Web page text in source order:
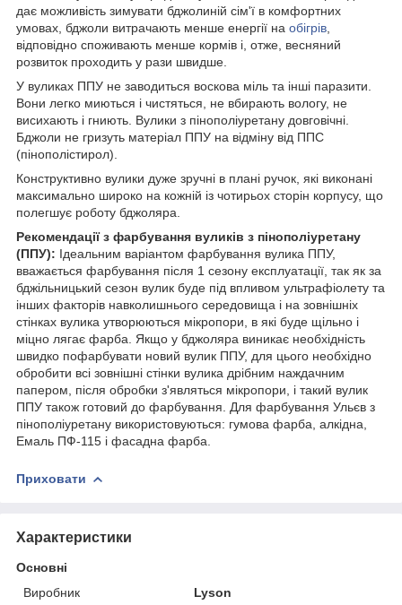
дає можливість зимувати бджолиній сім'ї в комфортних
умовах, бджоли витрачають менше енергії на обігрів
відповідно споживають менше кормів і, отже, весняний
розвиток проходить у рази швидше.
У вуликах ППУ не заводиться воскова міль та інші паразити.
Вони легко миються і чистяться, не вбирають вологу, не
висихають і гниють. Вулики з пінополіуретану довговічні.
Бджоли не гризуть матеріал ППУ на відміну від ППС
(пінополістирол).
Конструктивно вулики дуже зручні в плані ручок, які виконані
максимально широко на кожній із чотирьох сторін корпусу, що
полегшує роботу бджоляра.
Рекомендації з фарбування вуликів з пінополіуретану
(ППУ): Ідеальним варіантом фарбування вулика ППУ,
вважається фарбування після 1 сезону експлуатації, так як за
бджільницький сезон вулик буде під впливом ультрафіолету та
інших факторів навколишнього середовища і на зовнішніх
стінках вулика утворюються мікропори, в які буде щільно і
міцно лягає фарба. Якщо у бджоляра виникає необхідність
швидко пофарбувати новий вулик ППУ, для цього необхідно
обробити всі зовнішні стінки вулика дрібним наждачним
папером, після обробки з'являться мікропори, і такий вулик
ППУ також готовий до фарбування. Для фарбування Ульєв з
пінополіуретану використовуються: гумова фарба, алкідна,
Емаль ПФ-115 і фасадна фарба.
Приховати
Характеристики
Основні
Виробник
Lyson